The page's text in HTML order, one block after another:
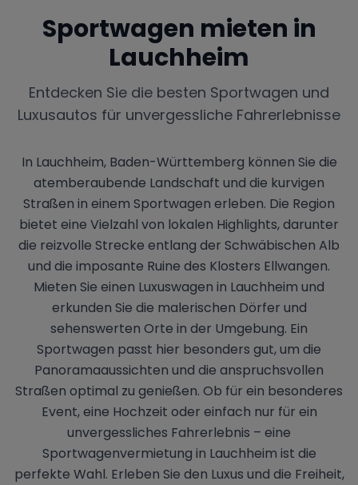
Sportwagen mieten in
Lauchheim
Entdecken Sie die besten Sportwagen und
Luxusautos für unvergessliche Fahrerlebnisse
In Lauchheim, Baden-Württemberg können Sie die
atemberaubende Landschaft und die kurvigen
Straßen in einem Sportwagen erleben. Die Region
bietet eine Vielzahl von lokalen Highlights, darunter
die reizvolle Strecke entlang der Schwäbischen Alb
und die imposante Ruine des Klosters Ellwangen.
Mieten Sie einen Luxuswagen in Lauchheim und
erkunden Sie die malerischen Dörfer und
sehenswerten Orte in der Umgebung. Ein
Sportwagen passt hier besonders gut, um die
Panoramaaussichten und die anspruchsvollen
Straßen optimal zu genießen. Ob für ein besonderes
Event, eine Hochzeit oder einfach nur für ein
unvergessliches Fahrerlebnis – eine
Sportwagenvermietung in Lauchheim ist die
perfekte Wahl. Erleben Sie den Luxus und die Freiheit,